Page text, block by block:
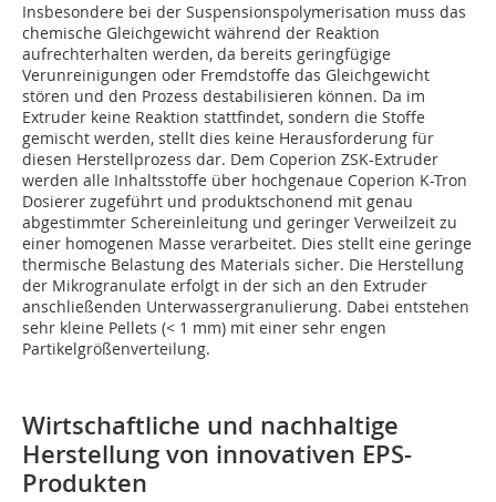
Insbesondere bei der Suspensionspolymerisation muss das
chemische Gleichgewicht während der Reaktion
aufrechterhalten werden, da bereits geringfügige
Verunreinigungen oder Fremdstoffe das Gleichgewicht
stören und den Prozess destabilisieren können. Da im
Extruder keine Reaktion stattfindet, sondern die Stoffe
gemischt werden, stellt dies keine Herausforderung für
diesen Herstellprozess dar. Dem Coperion ZSK-Extruder
werden alle Inhaltsstoffe über hochgenaue Coperion K-Tron
Dosierer zugeführt und produktschonend mit genau
abgestimmter Schereinleitung und geringer Verweilzeit zu
einer homogenen Masse verarbeitet. Dies stellt eine geringe
thermische Belastung des Materials sicher. Die Herstellung
der Mikrogranulate erfolgt in der sich an den Extruder
anschließenden Unterwassergranulierung. Dabei entstehen
sehr kleine Pellets (< 1 mm) mit einer sehr engen
Partikelgrößenverteilung.
Wirtschaftliche und nachhaltige
Herstellung von innovativen EPS-
Produkten